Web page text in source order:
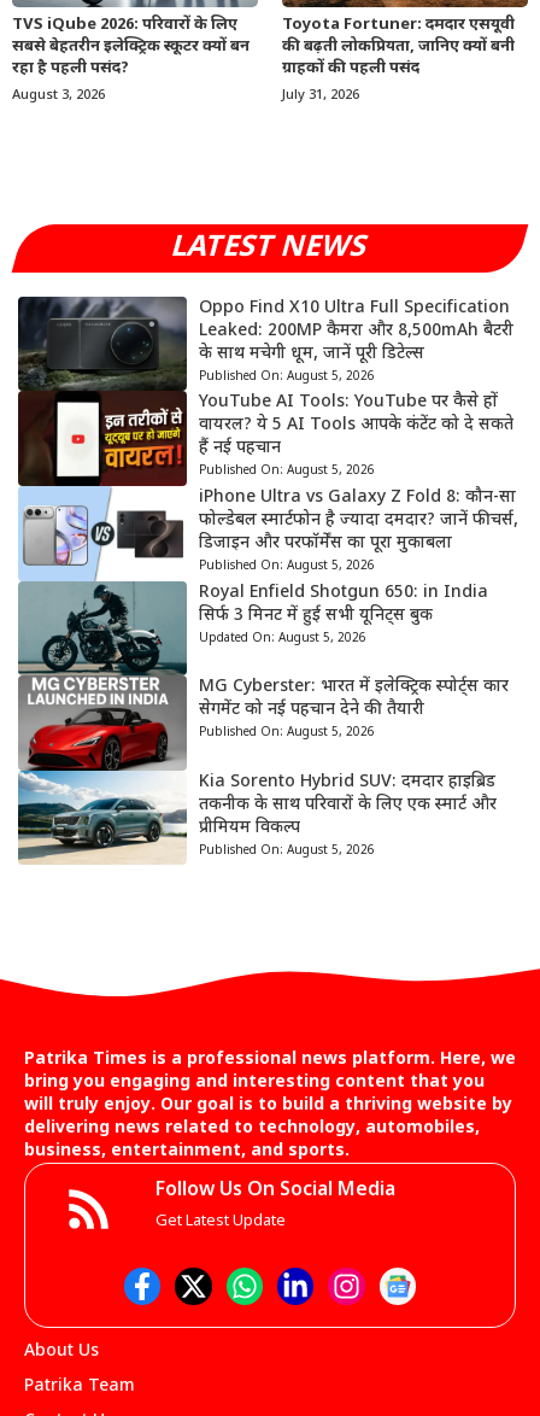
TVS iQube 2026: परिवारों के लिए
सबसे बेहतरीन इलेक्ट्रिक स्कूटर क्यों बन
रहा है पहली पसंद?
August 3, 2026
Toyota Fortuner: दमदार एसयूवी
की बढ़ती लोकप्रियता, जानिए क्यों बनी
ग्राहकों की पहली पसंद
July 31, 2026
LATEST NEWS
Oppo Find X10 Ultra Full Specification
Leaked: 200MP कैमरा और 8,500mAh बैटरी
के साथ मचेगी धूम, जानें पूरी डिटेल्स
Published On: August 5, 2026
YouTube AI Tools: YouTube पर कैसे हों
वायरल? ये 5 AI Tools आपके कंटेंट को दे सकते
हैं नई पहचान
Published On: August 5, 2026
iPhone Ultra vs Galaxy Z Fold 8: कौन-सा
फोल्डेबल स्मार्टफोन है ज्यादा दमदार? जानें फीचर्स,
डिजाइन और परफॉर्मेंस का पूरा मुकाबला
Published On: August 5, 2026
Royal Enfield Shotgun 650: in India
सिर्फ 3 मिनट में हुई सभी यूनिट्स बुक
Updated On: August 5, 2026
MG Cyberster: भारत में इलेक्ट्रिक स्पोर्ट्स कार
सेगमेंट को नई पहचान देने की तैयारी
Published On: August 5, 2026
Kia Sorento Hybrid SUV: दमदार हाइब्रिड
तकनीक के साथ परिवारों के लिए एक स्मार्ट और
प्रीमियम विकल्प
Published On: August 5, 2026
Patrika Times is a professional news platform. Here, we
bring you engaging and interesting content that you
will truly enjoy. Our goal is to build a thriving website by
delivering news related to technology, automobiles,
business, entertainment, and sports.
Follow Us On Social Media
Get Latest Update
About Us
Patrika Team